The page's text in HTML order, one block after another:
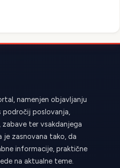
namenjen objavljanju
področij poslovanja,
ter vsakdanjega
je zasnovana tako, da
informacije, praktične
na aktualne teme.